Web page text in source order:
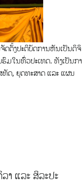
ດຕັ້ງປະຕິບັດການຫັນເປັນດິຈິ
ມໃນທົົ່ວປະເທດ. ທັງເປັນກ
ດ, ຍຸດທະສາດ ແລະ ແຜນ
າ ແລະ ສິລະປະ